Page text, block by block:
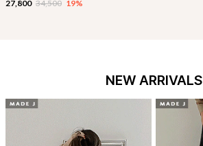
27,800 34,500 19%
NEW ARRIVALS